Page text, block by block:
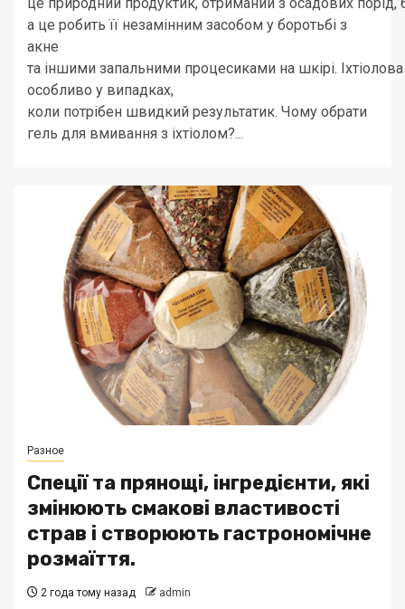
а це робить її незамінним засобом у боротьбі з
акне
та іншими запальними процесиками на шкірі.
особливо у випадках,
коли потрібен швидкий результатик. Чому обрати
гель для вмивання з іхтіолом?...
Разное
Спеції та прянощі, інгредієнти, які
змінюють смакові властивості
страв і створюють гастрономічне
розмаїття.
2 года тому назад admin